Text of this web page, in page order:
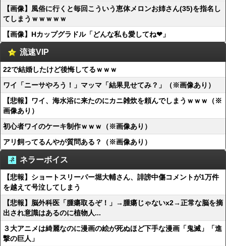
【画像】風俗に行くと毎回こういう恵体メロンお姉さん(35)を指名し
てしまうｗｗｗｗｗ
【画像】Hカップグラドル「どんな私も愛してね❤」
流速VIP
22で結婚したけど後悔してるｗｗｗ
ワイ「ニーサやろう！」マッマ「結果見せてみ？」（※画像あり）
【悲報】ワイ、海水浴に来たのにカニ雑炊を頼んでしまうｗｗｗ（※
画像あり）
初心者ワイのケーキ制作ｗｗｗ（※画像あり）
アリ飼ってるんやが質問ある？（※画像あり）
ネラーボイス
【悲報】ショートスリーパー堀大輔さん、誹謗中傷コメントが1万件
を越えて号泣してしまう
【悲報】脳外科医「腫瘍取るぞ！」→腫瘍じゃないx2→正常な脳を摘
出され意識はあるのに植物人...
３大アニメは綺麗なのに漫画の絵が死ぬほど下手な漫画「鬼滅」「進
撃の巨人」